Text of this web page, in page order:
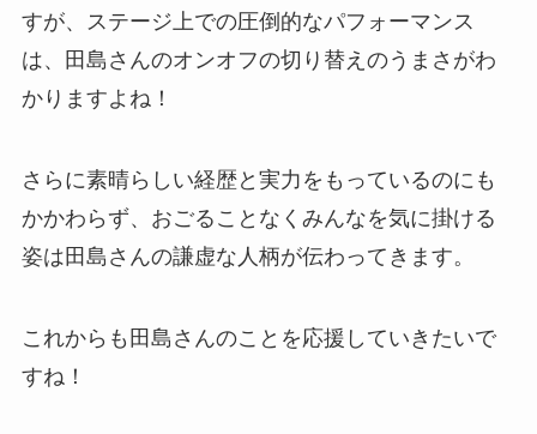
すが、ステージ上での圧倒的なパフォーマンス
は、田島さんのオンオフの切り替えのうまさがわ
かりますよね！
さらに素晴らしい経歴と実力をもっているのにも
かかわらず、おごることなくみんなを気に掛ける
姿は田島さんの謙虚な人柄が伝わってきます。
これからも田島さんのことを応援していきたいで
すね！